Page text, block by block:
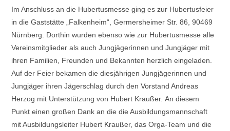
Im Anschluss an die Hubertusmesse ging es zur Hubertusfeier
in die Gaststätte „Falkenheim“, Germersheimer Str. 86, 90469
Nürnberg. Dorthin wurden ebenso wie zur Hubertusmesse alle
Vereinsmitglieder als auch Jungjägerinnen und Jungjäger mit
ihren Familien, Freunden und Bekannten herzlich eingeladen.
Auf der Feier bekamen die diesjährigen Jungjägerinnen und
Jungjäger ihren Jägerschlag durch den Vorstand Andreas
Herzog mit Unterstützung von Hubert Kraußer. An diesem
Punkt einen großen Dank an die die Ausbildungsmannschaft
mit Ausbildungsleiter Hubert Kraußer, das Orga-Team und die